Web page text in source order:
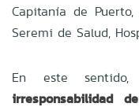
Capitanía de Puerto,
Seremi de Salud,
En este
irresponsabilidad